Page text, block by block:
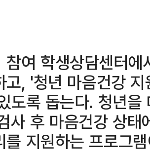
참여 학생상담센터
고, '청년 마음건강
도록 돕는다. 청년
사 후 마음건강 상
를 지원하는 프로그